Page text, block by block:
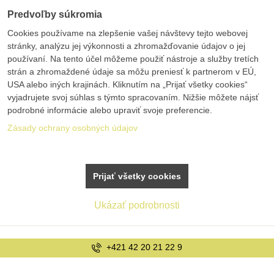
Predvoľby súkromia
Cookies používame na zlepšenie vašej návštevy tejto webovej
stránky, analýzu jej výkonnosti a zhromažďovanie údajov o jej
používaní. Na tento účel môžeme použiť nástroje a služby tretích
strán a zhromaždené údaje sa môžu preniesť k partnerom v EÚ,
USA alebo iných krajinách. Kliknutím na „Prijať všetky cookies“
vyjadrujete svoj súhlas s týmto spracovaním. Nižšie môžete nájsť
podrobné informácie alebo upraviť svoje preferencie.
Zásady ochrany osobných údajov
Ukázať podrobnosti
Prijať všetky cookies